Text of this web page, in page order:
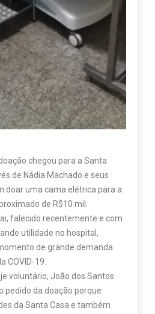
chegou para a Santa
de Nádia Machado e seus
doar uma cama elétrica para a
de R$10 mil.
falecido recentemente e com
utilidade no hospital,
de grande demanda
COVID-19.
voluntário, João dos Santos
pedido da doação porque
da Santa Casa e também